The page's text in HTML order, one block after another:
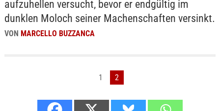
aufzuhellen versucht, bevor er endgültig im
dunklen Moloch seiner Machenschaften versinkt.
VON MARCELLO BUZZANCA
1 2